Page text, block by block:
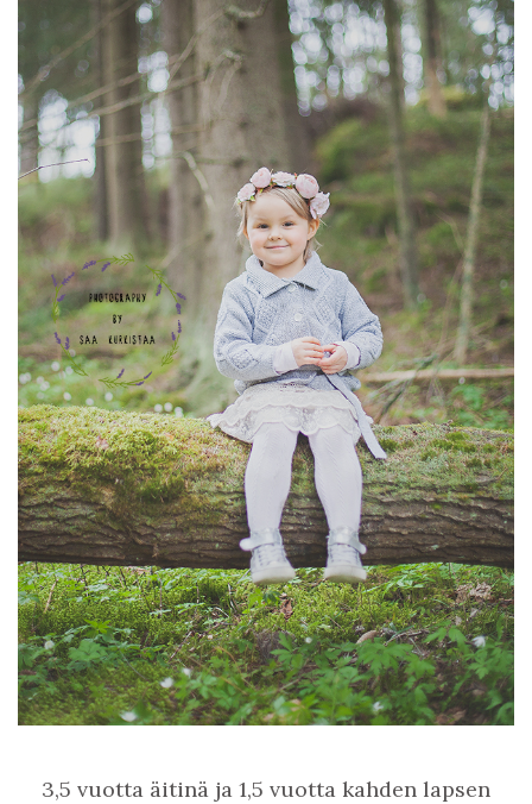
3,5 vuotta äitinä ja 1,5 vuotta kahden lapsen